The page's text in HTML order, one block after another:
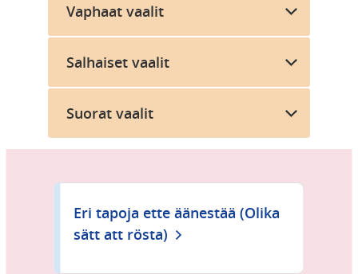
Vaphaat vaalit
Salhaiset vaalit
Suorat vaalit
Eri tapoja ette äänestää (Olika
sätt att rösta)